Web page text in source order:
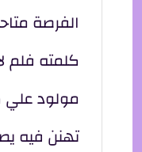
الفرصة
كلمته فلم
مولود علي
تهنن فيه